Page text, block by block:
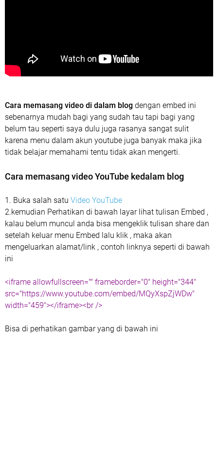
Cara memasang video di dalam blog dengan embed ini
sebenarnya mudah bagi yang sudah tau tapi bagi yang
belum tau seperti saya dulu juga rasanya sangat sulit
karena menu dalam akun youtube juga banyak maka jika
tidak belajar memahami tentu tidak akan mengerti.
Cara memasang video YouTube kedalam blog
1. Buka salah satu Video YouTube
2.kemudian Perhatikan di bawah layar lihat tulisan Embed ,
kalau belum muncul anda bisa mengeklik tulisan share dan
setelah keluar menu Embed lalu klik , maka akan
mengeluarkan alamat/link , contoh linknya seperti di bawah
ini
<iframe allowfullscreen="" frameborder="0" height="344"
src="https://www.youtube.com/embed/MQyXspZjWDw"
width="459"></iframe><br />
Bisa di perhatikan gambar yang di bawah ini